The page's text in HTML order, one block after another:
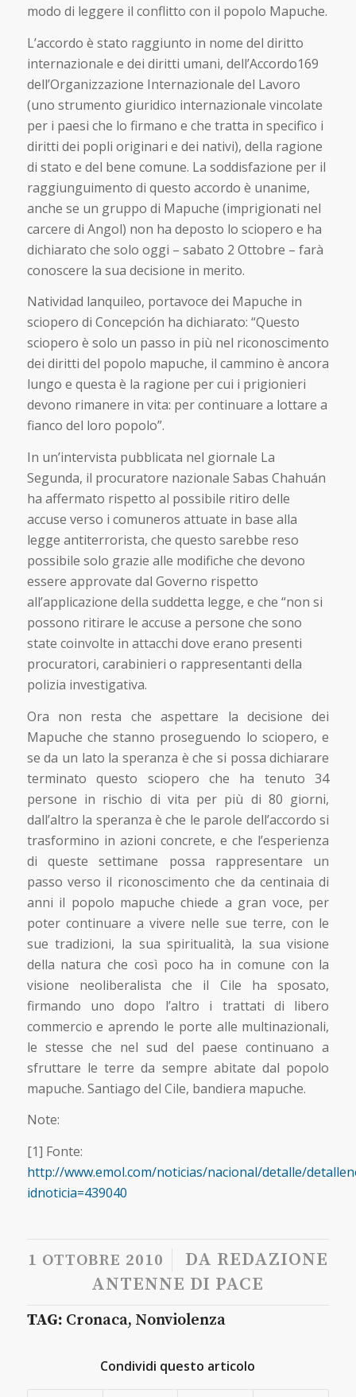
modo di leggere il conflitto con il popolo Mapuche.
L’accordo è stato raggiunto in nome del diritto
internazionale e dei diritti umani, dell’Accordo169
dell’Organizzazione Internazionale del Lavoro
(uno strumento giuridico internazionale vincolate
per i paesi che lo firmano e che tratta in specifico i
diritti dei popli originari e dei nativi), della ragione
di stato e del bene comune. La soddisfazione per il
raggiunguimento di questo accordo è unanime,
anche se un gruppo di Mapuche (imprigionati nel
carcere di Angol) non ha deposto lo sciopero e ha
dichiarato che solo oggi – sabato 2 Ottobre – farà
conoscere la sua decisione in merito.
Natividad lanquileo, portavoce dei Mapuche in
sciopero di Concepción ha dichiarato: “Questo
sciopero è solo un passo in più nel riconoscimento
dei diritti del popolo mapuche, il cammino è ancora
lungo e questa è la ragione per cui i prigionieri
devono rimanere in vita: per continuare a lottare a
fianco del loro popolo”.
In un’intervista pubblicata nel giornale La
Segunda, il procuratore nazionale Sabas Chahuán
ha affermato rispetto al possibile ritiro delle
accuse verso i comuneros attuate in base alla
legge antiterrorista, che questo sarebbe reso
possibile solo grazie alle modifiche che devono
essere approvate dal Governo rispetto
all’applicazione della suddetta legge, e che “non si
possono ritirare le accuse a persone che sono
state coinvolte in attacchi dove erano presenti
procuratori, carabinieri o rappresentanti della
polizia investigativa.
Ora non resta che aspettare la decisione dei
Mapuche che stanno proseguendo lo sciopero, e
se da un lato la speranza è che si possa dichiarare
terminato questo sciopero che ha tenuto 34
persone in rischio di vita per più di 80 giorni,
dall’altro la speranza è che le parole dell’accordo si
trasformino in azioni concrete, e che l’esperienza
di queste settimane possa rappresentare un
passo verso il riconoscimento che da centinaia di
anni il popolo mapuche chiede a gran voce, per
poter continuare a vivere nelle sue terre, con le
sue tradizioni, la sua spiritualità, la sua visione
della natura che così poco ha in comune con la
visione neoliberalista che il Cile ha sposato,
firmando uno dopo l’altro i trattati di libero
commercio e aprendo le porte alle multinazionali,
le stesse che nel sud del paese continuano a
sfruttare le terre da sempre abitate dal popolo
mapuche. Santiago del Cile, bandiera mapuche.
Note:
[1] Fonte:
http://www.emol.com/noticias/nacional/detalle/
idnoticia=439040
1 OTTOBRE 2010
/ DA REDAZIONE
ANTENNE DI PACE
TAG: Cronaca, Nonviolenza
Condividi questo articolo